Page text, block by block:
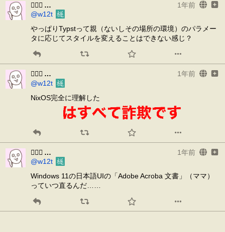
𰽔㆑𱟛
@w12t
1年前
やっぱりTypstって親（ないしその場所の環境）のパラメー
タに応じてスタイルを変えることはできない感じ？
𰽔㆑𱟛
@w12t
1年前
NixOS完全に理解した
𰽔㆑𱟛
@w12t
1年前
Windows 11の日本語UIの「Adobe Acroba 文書」（ママ）
っていつ直るんだ……